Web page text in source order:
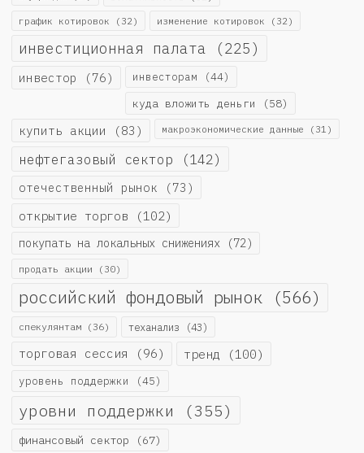
график котировок (32) изменение котировок (32)
инвестиционная палата (225)
инвестор (76) инвесторам (44)
куда вложить деньги (58)
купить акции (83) макроэкономические данные (31)
нефтегазовый сектор (142)
отечественный рынок (73)
открытие торгов (102)
покупать на локальных снижениях (72)
продать акции (30)
российский фондовый рынок (566)
спекулянтам (36) теханализ (43)
торговая сессия (96) тренд (100)
уровень поддержки (45)
уровни поддержки (355)
финансовый сектор (67)